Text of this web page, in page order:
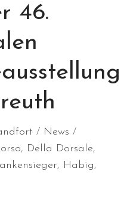
September 2025
2025
2025
2025
2024
2024
2024
46.
News
, Della Dorsale,
, Habig,